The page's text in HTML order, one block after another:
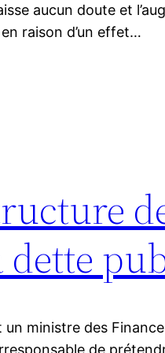
aucun doute et
raison d’un effet…
dette
un ministre des
de